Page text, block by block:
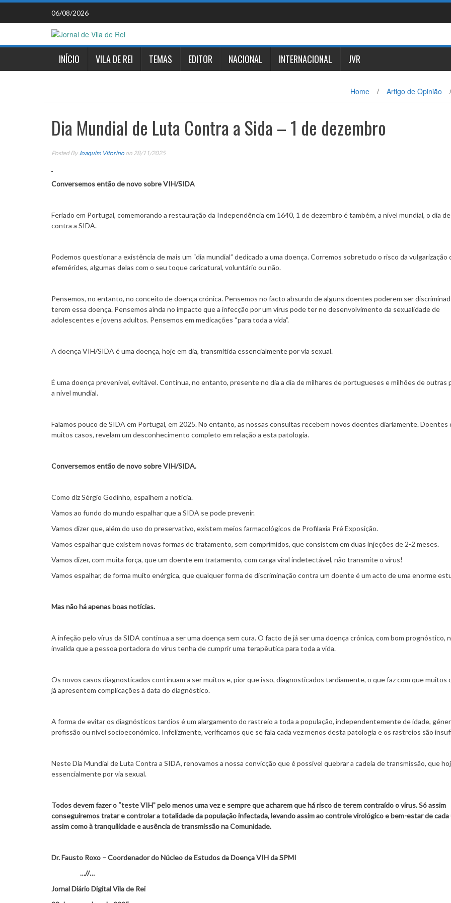
Skip
content
06/08/2026
INÍCIO VILA DE REI TEMAS EDITOR NACIONAL INTERNACIONAL JVR
Home / Artigo de Opinião /
Dia Mundial de Luta Contra a Sida – 1 de dezembro
Posted By Joaquim Vitorino on 28/11/2025
Conversemos então de novo sobre VIH/SIDA
Feriado em Portugal, comemorando a restauração da Independência em 1640, 1 de dezembro é também, a nível mundial, o dia
contra a SIDA.
Podemos questionar a existência de mais um “dia mundial” dedicado a uma doença. Corremos sobretudo o risco da vulgarização
efemérides, algumas delas com o seu toque caricatural, voluntário ou não.
Pensemos, no entanto, no conceito de doença crónica. Pensemos no facto absurdo de alguns doentes poderem ser
terem essa doença. Pensemos ainda no impacto que a infecção por um vírus pode ter no desenvolvimento da sexualidade de
adolescentes e jovens adultos. Pensemos em medicações “para toda a vida”.
A doença VIH/SIDA é uma doença, hoje em dia, transmitida essencialmente por via sexual.
É uma doença prevenível, evitável. Continua, no entanto, presente no dia a dia de milhares de portugueses e milhões de outras
a nível mundial.
Falamos pouco de SIDA em Portugal, em 2025. No entanto, as nossas consultas recebem novos doentes diariamente. Doentes
muitos casos, revelam um desconhecimento completo em relação a esta patologia.
Conversemos então de novo sobre VIH/SIDA.
Como diz Sérgio Godinho, espalhem a notícia.
Vamos ao fundo do mundo espalhar que a SIDA se pode prevenir.
Vamos dizer que, além do uso do preservativo, existem meios farmacológicos de Profilaxia Pré Exposição.
Vamos espalhar que existem novas formas de tratamento, sem comprimidos, que consistem em duas injeções de 2-2 meses.
Vamos dizer, com muita força, que um doente em tratamento, com carga viral indetectável, não transmite o vírus!
Vamos espalhar, de forma muito enérgica, que qualquer forma de discriminação contra um doente é um acto de uma enorme
Mas não há apenas boas notícias.
A infeção pelo vírus da SIDA continua a ser uma doença sem cura. O facto de já ser uma doença crónica, com bom prognóstico,
invalida que a pessoa portadora do vírus tenha de cumprir uma terapêutica para toda a vida.
Os novos casos diagnosticados continuam a ser muitos e, pior que isso, diagnosticados tardiamente, o que faz com que muitos
já apresentem complicações à data do diagnóstico.
A forma de evitar os diagnósticos tardios é um alargamento do rastreio a toda a população, independentemente de idade,
profissão ou nível socioeconómico. Infelizmente, verificamos que se fala cada vez menos desta patologia e os rastreios são
Neste Dia Mundial de Luta Contra a SIDA, renovamos a nossa convicção que é possível quebrar a cadeia de transmissão, que
essencialmente por via sexual.
Todos devem fazer o “teste VIH” pelo menos uma vez e sempre que acharem que há risco de terem contraído o vírus. Só assim
conseguiremos tratar e controlar a totalidade da população infectada, levando assim ao controle virológico e bem-estar de cada
assim como à tranquilidade e ausência de transmissão na Comunidade.
Dr. Fausto Roxo – Coordenador do Núcleo de Estudos da Doença VIH da SPMI
…//…
Jornal Diário Digital Vila de Rei